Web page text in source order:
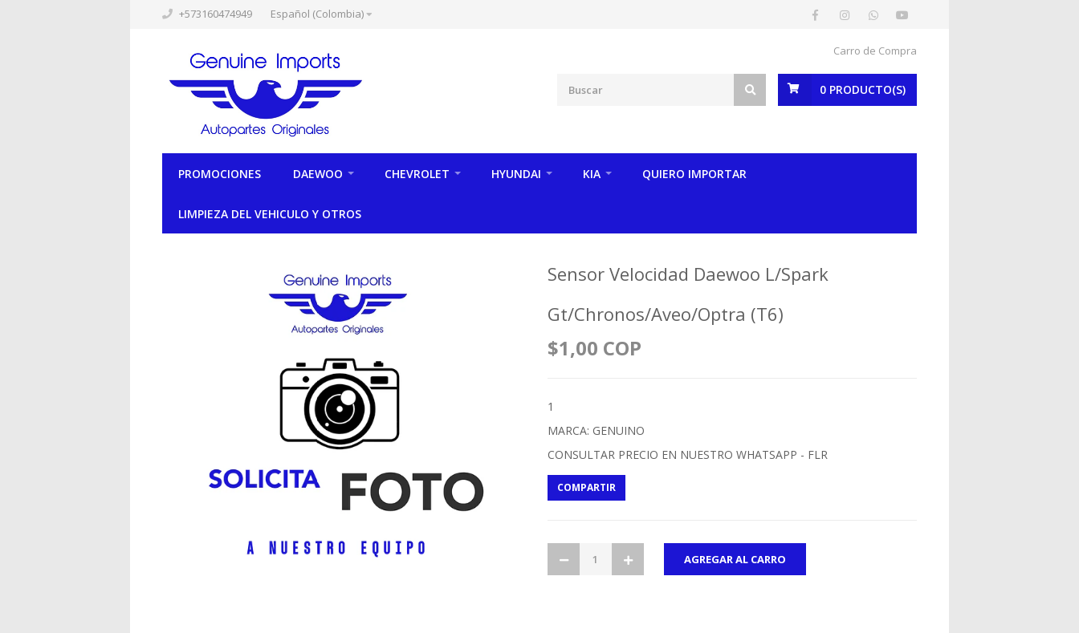
+573160474949 Español (Colombia)
Carro de Compra
0 PRODUCTO(S)
PROMOCIONES DAEWOO CHEVROLET HYUNDAI KIA QUIERO IMPORTAR
LIMPIEZA DEL VEHICULO Y OTROS
Sensor Velocidad Daewoo L/Spark
Gt/Chronos/Aveo/Optra (T6)
$1,00 COP
1
MARCA: GENUINO
CONSULTAR PRECIO EN NUESTRO WHATSAPP - FLR
COMPARTIR